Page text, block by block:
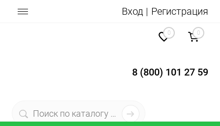
Вход Регистрация
8 (800) 101 27 59
0 0